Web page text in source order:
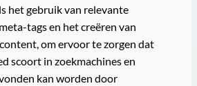
het gebruik van relevante
tags en het creëren van
om ervoor te zorgen dat
scoort in zoekmachines en
kan worden door